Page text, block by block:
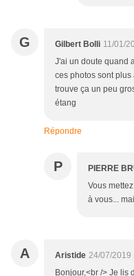
G Gilbert Bolli 11/01/
J'ai un doute quand
ces photos sont
trouve ça un peu
étang
Répondre
P PIERRE
Vous
à vous...
A Aristide 24/07/2019
Bonjour,<br /> Je lis